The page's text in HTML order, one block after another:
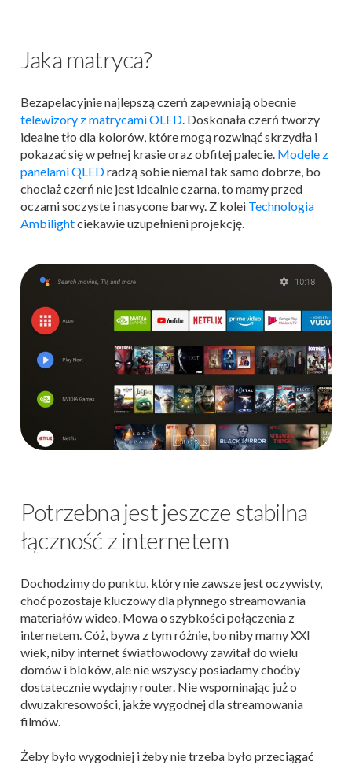
Jaka matryca?
Bezapelacyjnie najlepszą czerń zapewniają obecnie
telewizory z matrycami OLED . Doskonała czerń tworzy
idealne tło dla kolorów, które mogą rozwinąć skrzydła i
pokazać się w pełnej krasie oraz obfitej palecie. Modele z
panelami QLEDradzą sobie niemal tak samo dobrze, bo
chociaż czerń nie jest idealnie czarna, to mamy przed
oczami soczyste i nasycone barwy. Z kolei Technologia
Ambilightciekawie uzupełnieni projekcję.
Potrzebna jest jeszcze stabilna
łączność z internetem
Dochodzimy do punktu, który nie zawsze jest oczywisty,
choć pozostaje kluczowy dla płynnego streamowania
materiałów wideo. Mowa o szybkości połączenia z
internetem. Cóż, bywa z tym różnie, bo niby mamy XXI
wiek, niby internet światłowodowy zawitał do wielu
domów i bloków, ale nie wszyscy posiadamy choćby
dostatecznie wydajny router. Nie wspominając już o
dwuzakresowości, jakże wygodnej dla streamowania
filmów.
Żeby było wygodniej i żeby nie trzeba było przeciągać